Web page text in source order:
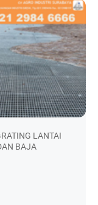
LANTAI
BAJA